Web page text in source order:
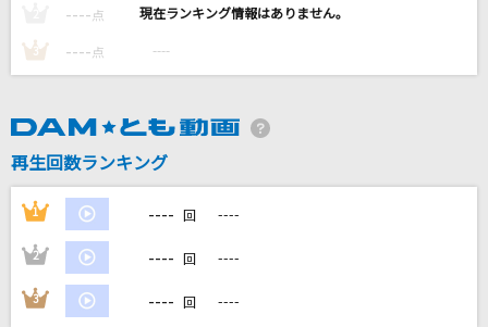
DAMの新曲・ランキングなど
カラオケ最新情報をチェック！
DAMに会員登録・ログインして
---- 点 ----
3 ---- 点 ----
再生回数ランキング
1 ---- 回 ----
2 ---- 回 ----
3 ---- 回 ----